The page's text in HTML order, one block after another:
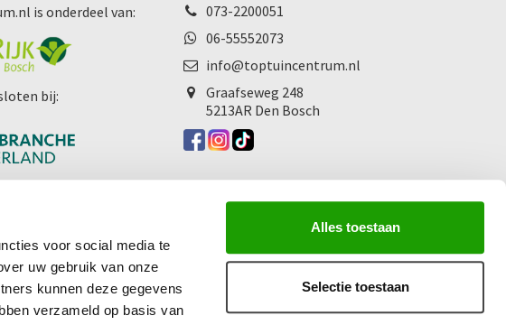
voor social media te
uw gebruik van onze
kunnen deze gegevens
verzameld op basis van
Alles toestaan
Selectie toestaan
is onderdeel van:
bij:
073-2200051
06-55552073
info@toptuincentrum.nl
Graafseweg 248
5213AR Den Bosch